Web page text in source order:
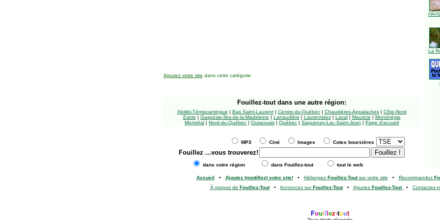
La
Ajoutez votre site dans cette catégorie
Fouillez-tout dans une autre région:
Abitibi-Témiscamingue | Bas Saint-Laurent| Centre-du-Québec| Chaudières-Appalaches| Côte-Nord
Estrie | Gaspésie-Îles-de-la-Madeleine | Lanaudière | Laurentides| Laval| Mauricie | Montérégie
Montréal | Nord-du-Québec | Outaouais | Québec | Saguenay-Lac-Saint-Jean | Page d'accueil
MP3 Ciné Images Cotes boursières
Fouillez ...vous trouverez!
dans votre région dans Fouillez-tout tout le web
Accueil • Ajoutez (modifiez) votre site!• Hébergez Fouillez-Toutsur votre site • Recommandez
À propos de Fouillez-Tout• Annoncez surFouillez-Tout• Ajoutez Fouillez-Tout • Contactez-
Foui ez-tout